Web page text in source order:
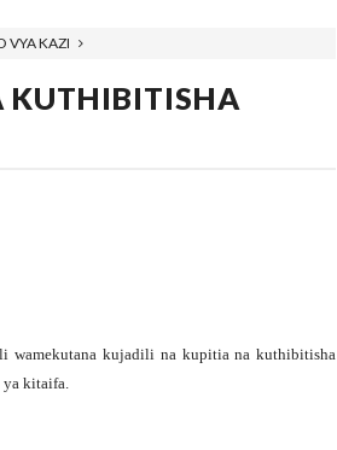
VYA KAZI
KUTHIBITISHA
wamekutana kujadili na kupitia na kuthibitisha
ya kitaifa.